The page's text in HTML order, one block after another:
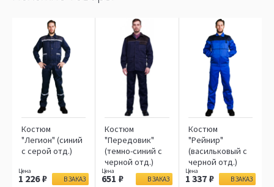
Костюм
"Легион" (синий
с серой отд.)
1 226 В ЗАКАЗ
Костюм
"Передовик"
(темно-синий с
черной отд.)
651 В ЗАКАЗ
Костюм
"Рейнир"
(васильковый с
черной отд.)
1 337 В ЗАКАЗ